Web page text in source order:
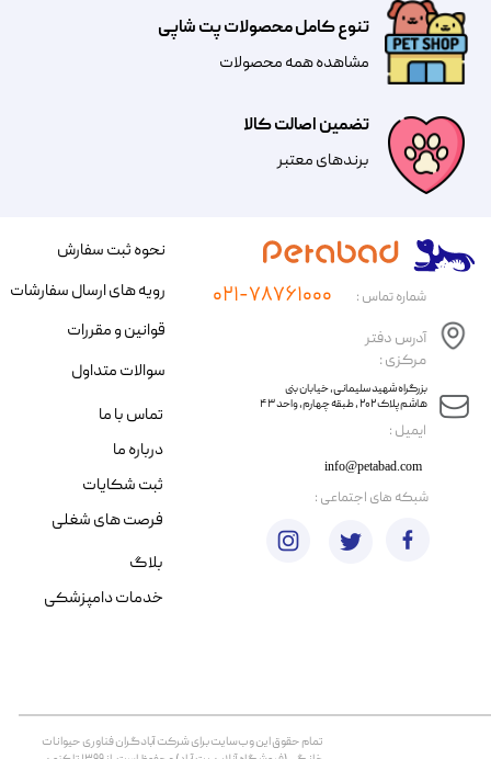
تضمین اصالت کالا
​​برندهای معتبر​​​​​​​
تنوع کامل محصولات پت شاپی
مشاهده همه محصولات
​ایمیل :
آدرس دفتر
مرکزی :
info@petabad.com
​​بزرگراه شهید سلیمانی، خیابان بنی
هاشم پلاک ۲۰۲ ، طبقه چهارم، واحد ۴۳
شماره تماس : ۰۲۱-۷۸۷۶۱۰۰۰
تمام حقوق اين وب‌سايت برای شرکت آبادگران فناوری حیوانات
نحوه ثبت سفارش
رویه های ارسال سفارشات
قوانین و مقررات
سوالات متداول
تماس با ما
درباره ما
ثبت شکایات
فرصت های شغلی
​شبکه های اجتماعی :
بلاگ
خدمات دامپزشکی